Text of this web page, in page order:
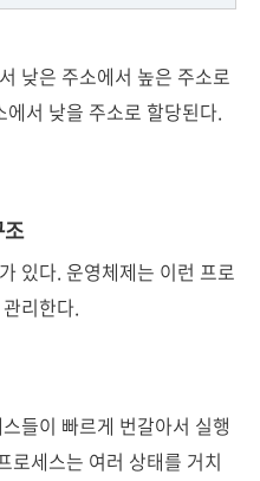
낮은 주소에서 높은 주소로
서 낮을 주소로 할당된다.
있다. 운영체제는 이런 프로
리한다.
들이 빠르게 번갈아서 실행
로세스는 여러 상태를 거치